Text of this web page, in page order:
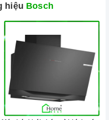
cung cấp đến khách hàng
BOSCHnổi tiếng, cam kết về
chính hãng. Chúng tôi tự
dịch vụ chăm sóc khách
hiệu Bosch